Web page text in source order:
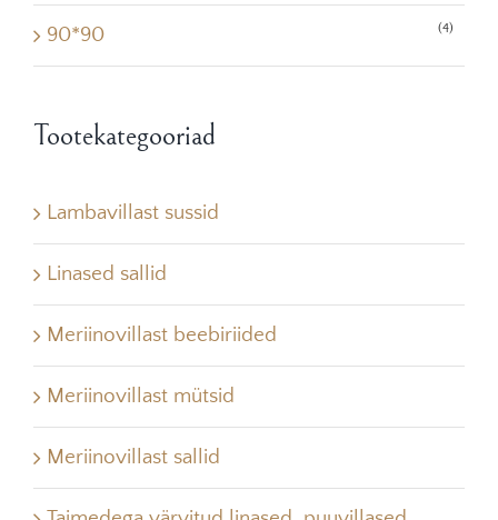
90*90 (4)
Tootekategooriad
Lambavillast sussid
Linased sallid
Meriinovillast beebiriided
Meriinovillast mütsid
Meriinovillast sallid